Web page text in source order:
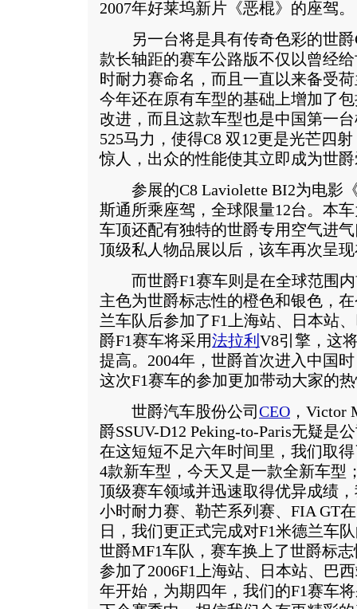
2007年好莱坞新片《恶棍》的座驾。
另一台将是具有传奇色彩的世爵
款长轴距的赛车公路版不仅以曾经
时耐力赛命名，而且一直以来备受
今年还在原有车型的基础上增加了
改进，而且这款车型也是中国第一
525马力，使得C8 双12更是光芒四
惊人，出众的性能使其立即成为世
参展的C8 Laviolette BI2为电影
斯通所乘座驾，全球限量12台。本
车顶还配有独特的世爵专用空气进
顶级私人物品展以后，该车再次呈
而世爵F1赛车则是在全球范围内
主色为世爵标志性的橙色和银色，
兰车队后参加了F1上海站、日本站
爵F1赛车将采用法拉利 V8引擎，这
提高。2004年，世爵首次进入中国
这次F1赛车的参加更加带动大家的
世爵汽车股份公司 CEO ，Victor
爵SSUV-D12 Peking-to-Paris无疑是
在这短短不足六年时间里，我们取
4款新车型，今天又是一款全新车型
顶级赛车领域并迅速取得优异成绩
小时耐力赛、勒芒系列赛、FIA GT
日，我们更正式完成对F1米德兰车
世爵MF1车队，赛车换上了世爵标
参加了2006F1上海站、日本站、巴
年开始，为期四年，我们的F1赛车